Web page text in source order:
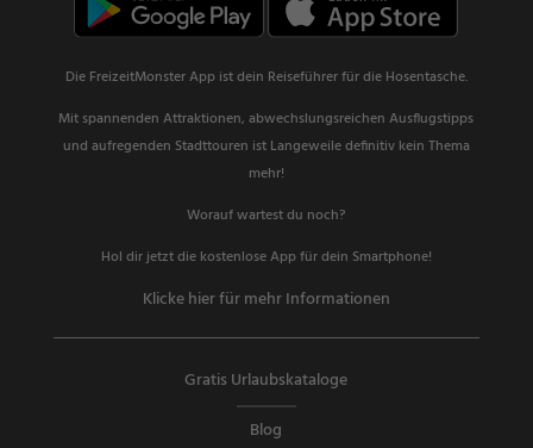
Die FreizeitMonster App ist dein Reiseführer für die Hosentasche.
Mit spannenden Attraktionen, abwechslungsreichen Ausflugstipps
und aufregenden Stadttouren ist Langeweile definitiv kein Thema
mehr!
Worauf wartest du noch?
Hol dir jetzt die kostenlose App für dein Smartphone!
Klicke hier für mehr Informationen
Gratis Urlaubskataloge
Blog